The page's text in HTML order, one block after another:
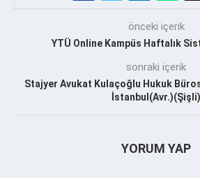
önceki içerik
YTÜ Online Kampüs Haftalık
sonraki içerik
Stajyer Avukat Kulaçoğlu Hukuk
İstanbul(Avr.)(Şişli)
YORUM YAP